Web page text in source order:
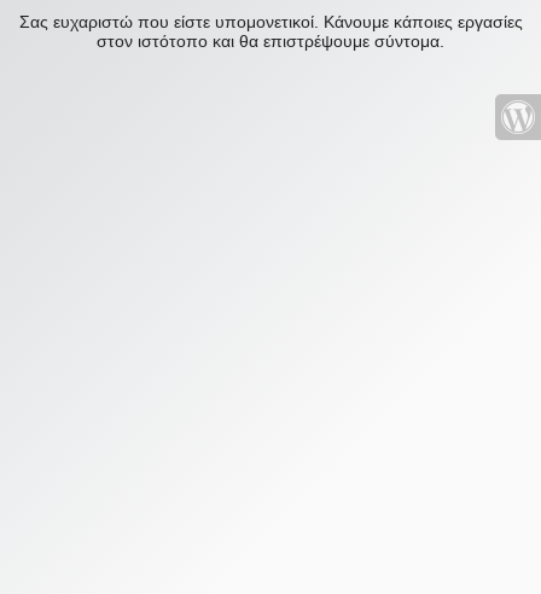
Σας ευχαριστώ που είστε υπομονετικοί. Κάνουμε κάποιες εργασίες
στον ιστότοπο και θα επιστρέψουμε σύντομα.